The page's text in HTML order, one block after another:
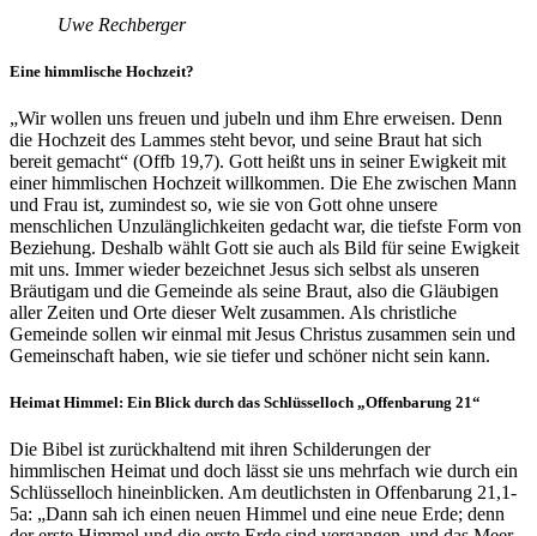
Uwe Rechberger
Eine himmlische Hochzeit?
„Wir wollen uns freuen und jubeln und ihm Ehre erweisen. Denn
die Hochzeit des Lammes steht bevor, und seine Braut hat sich
bereit gemacht“ (Offb 19,7). Gott heißt uns in seiner Ewigkeit mit
einer himmlischen Hochzeit willkommen. Die Ehe zwischen Mann
und Frau ist, zumindest so, wie sie von Gott ohne unsere
menschlichen Unzulänglichkeiten gedacht war, die tiefste Form von
Beziehung. Deshalb wählt Gott sie auch als Bild für seine Ewigkeit
mit uns. Immer wieder bezeichnet Jesus sich selbst als unseren
Bräutigam und die Gemeinde als seine Braut, also die Gläubigen
aller Zeiten und Orte dieser Welt zusammen. Als christliche
Gemeinde sollen wir einmal mit Jesus Christus zusammen sein und
Gemeinschaft haben, wie sie tiefer und schöner nicht sein kann.
Heimat Himmel: Ein Blick durch das Schlüsselloch „Offenbarung 21“
Die Bibel ist zurückhaltend mit ihren Schilderungen der
himmlischen Heimat und doch lässt sie uns mehrfach wie durch ein
Schlüsselloch hineinblicken. Am deutlichsten in Offenbarung 21,1-
5a: „Dann sah ich einen neuen Himmel und eine neue Erde; denn